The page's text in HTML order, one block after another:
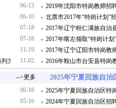
06-13
06-10
07-18
07-18
11-19
为特岗计划设岗学校)
11-02
2019年沈阳市特岗教师招
北票市2017年“特岗计划”
2017年辽宁桓仁满族自治
2017年喀左领取“特岗计
2017年辽宁辽阳市特岗教
2016年鞍山市台安县特岗
-->更多
06-18
05-16
2025年宁夏回族自
2025年宁夏回族自治区特
2024年宁夏回族自治区招